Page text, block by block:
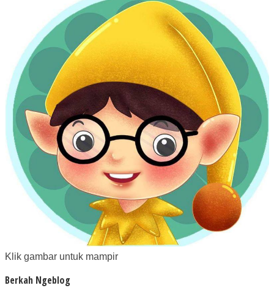
Klik gambar untuk mampir
Berkah Ngeblog